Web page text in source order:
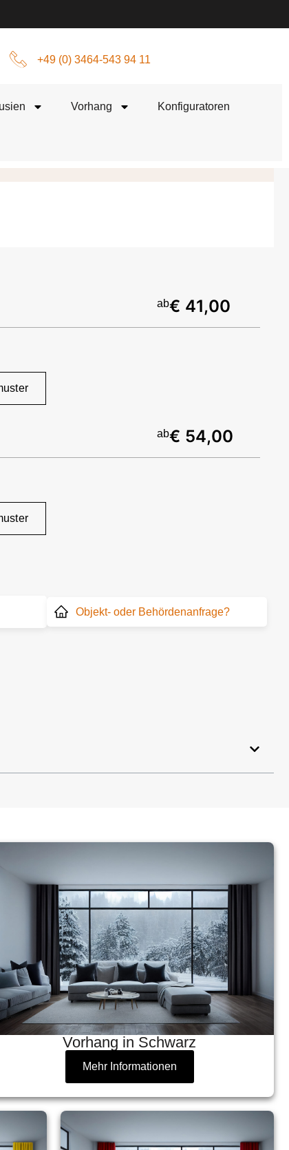
+49 (0) 3464-543 94 11
Vorhang Konfiguratoren
ab€ 41,00
ab€ 54,00
Objekt- oder Behördenanfrage?
Vorhang in Schwarz
Mehr Informationen